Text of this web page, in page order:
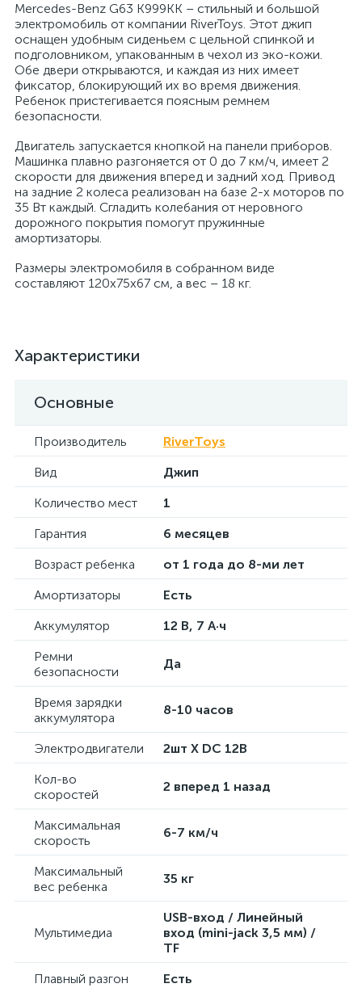
Mercedes-Benz G63 K999KK – стильный и большой
электромобиль от компании RiverToys. Этот джип
оснащен удобным сиденьем с цельной спинкой и
подголовником, упакованным в чехол из эко-кожи.
Обе двери открываются, и каждая из них имеет
фиксатор, блокирующий их во время движения.
Ребенок пристегивается поясным ремнем
безопасности.
Двигатель запускается кнопкой на панели приборов.
Машинка плавно разгоняется от 0 до 7 км/ч, имеет 2
скорости для движения вперед и задний ход. Привод
на задние 2 колеса реализован на базе 2-х моторов по
35 Вт каждый. Сгладить колебания от неровного
дорожного покрытия помогут пружинные
амортизаторы.
Размеры электромобиля в собранном виде
составляют 120х75х67 см, а вес – 18 кг.
Характеристики
Основные
Производитель
RiverToys
Вид
Джип
Количество мест
1
Гарантия
6 месяцев
Возраст ребенка
от 1 года до 8-ми лет
Амортизаторы
Есть
Аккумулятор
12 В, 7 А·ч
Ремни
безопасности
Да
Время зарядки
аккумулятора
8-10 часов
Электродвигатели
2шт X DC 12В
Кол-во
скоростей
2 вперед 1 назад
Максимальная
скорость
6-7 км/ч
Максимальный
вес ребенка
35 кг
Мультимедиа
USB-вход / Линейный
вход (mini-jack 3,5 мм) /
TF
Плавный разгон
Есть